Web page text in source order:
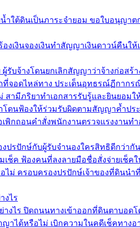
ใต้ดินเป็นภาระจำยอม ขอใบอนุญา
เงินจองเงินทำสัญญาเงินดาวน์คืน
รับจ้างโดนยกเลิกสัญญาว่าจ้างก่อสร้
จอดไหล่ทาง ประเด็นอุทธรณ์ฏีกาก
ามีภริยาทำเอกสารรับรู้และยินยอม
ดนฟ้องให้ร่วมรับผิดตามสัญญาค้ำปร
พิกถอนคำสั่งพนักงานตรวจแรงงาน
รปักษ์กับผู้รับจำนองใครสิทธิดีกว่า
ช็ค ฟ้องคนที่ลงลายมือชื่อสั่งจ่ายเช็ค
ม่ ครอบครองปรปักษ์เจ้าของที่ดินน
งไร
ไร ปิดถนนทางเข้าออกที่ดินตาบอดโ
ได้หรือไม่ เบิกความในคดีเช็คทาง